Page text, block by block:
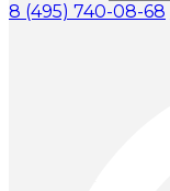
8 (495) 740-08-68